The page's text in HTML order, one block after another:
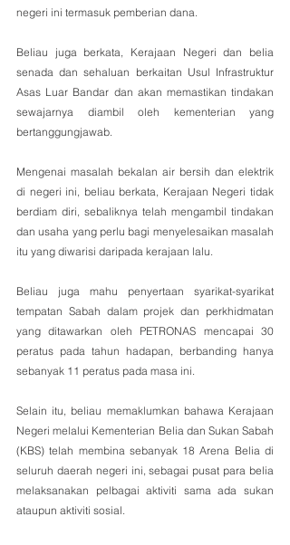
negeri ini termasuk pemberian dana.
Beliau juga berkata, Kerajaan Negeri dan belia
senada dan sehaluan berkaitan Usul Infrastruktur
Asas Luar Bandar dan akan memastikan tindakan
sewajarnya diambil oleh kementerian yang
bertanggungjawab.
Mengenai masalah bekalan air bersih dan elektrik
di negeri ini, beliau berkata, Kerajaan Negeri tidak
berdiam diri, sebaliknya telah mengambil tindakan
dan usaha yang perlu bagi menyelesaikan masalah
itu yang diwarisi daripada kerajaan lalu.
Beliau juga mahu penyertaan syarikat-syarikat
tempatan Sabah dalam projek dan perkhidmatan
yang ditawarkan oleh PETRONAS mencapai 30
peratus pada tahun hadapan, berbanding hanya
sebanyak 11 peratus pada masa ini.
Selain itu, beliau memaklumkan bahawa Kerajaan
Negeri melalui Kementerian Belia dan Sukan Sabah
(KBS) telah membina sebanyak 18 Arena Belia di
seluruh daerah negeri ini, sebagai pusat para belia
melaksanakan pelbagai aktiviti sama ada sukan
ataupun aktiviti sosial.